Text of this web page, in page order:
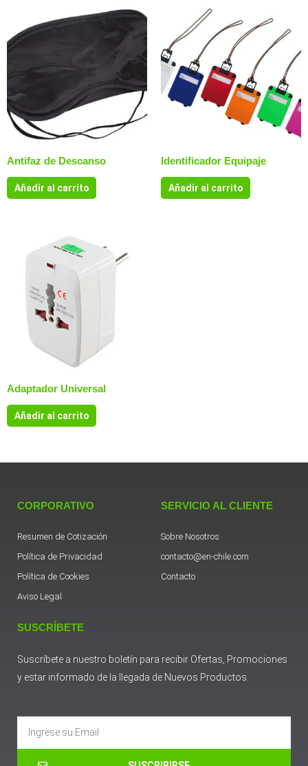
Antifaz de Descanso
Añadir al carrito
Identificador Equipaje
Añadir al carrito
Adaptador Universal
Añadir al carrito
CORPORATIVO
Resumen de Cotización
Política de Privacidad
Política de Cookies
Aviso Legal
SERVICIO AL CLIENTE
Sobre Nosotros
contacto@en-chile.com
Contacto
SUSCRÍBETE
Suscríbete a nuestro boletín para recibir Ofertas, Promociones
y estar informado de la llegada de Nuevos Productos.